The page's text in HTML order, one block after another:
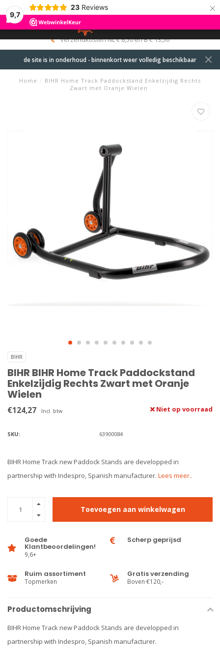
9,7
23 Reviews ×
MENU
0
verzendkosten NL € 8,50 en B € 13,50
de site is in onderhoud - binnenkort weer volledig beschikbaar
Home / BIHR Home Track Paddockstand Enkelzijdig Rechts
Zwart met Oranje Wielen
BIHR
BIHR BIHR Home Track Paddockstand
Enkelzijdig Rechts Zwart met Oranje
Wielen
€124,27 Incl. btw Niet op voorraad
SKU: 63900084
BIHR Home Track new Paddock Stands are developped in
partnership with Indespro, Spanish manufacturer. Lees meer..
Toevoegen aan winkelwagen
Goede
Klantbeoordelingen!
9,6+
Scherp geprijsd
Ruim assortiment
Topmerken
Gratis verzending
Boven €120,-
Productomschrijving
BIHR Home Track new Paddock Stands are developped in
partnership with Indespro, Spanish manufacturer.